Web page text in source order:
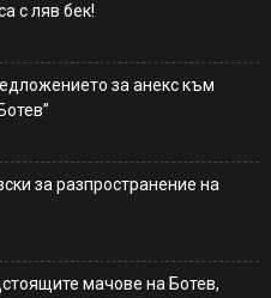
с ляв бек!
за анекс към
за разпространение на
мачове на Ботев,